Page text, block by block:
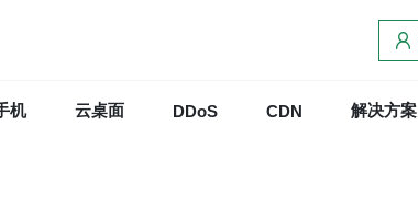
机 云桌面 DDoS CDN 解决方案